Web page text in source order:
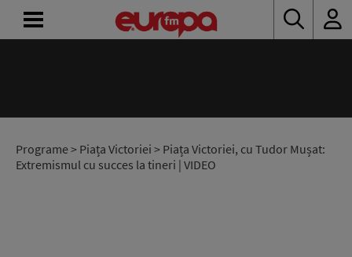
Programe> Piața Victoriei > Piața Victoriei, cu Tudor Mușat:
Extremismul cu succes la tineri | VIDEO
RADIO